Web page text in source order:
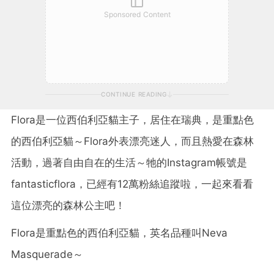
Sponsored Content
CONTINUE READING
Flora是一位西伯利亞貓主子，居住在瑞典，是重點色
的西伯利亞貓～Flora外表漂亮迷人，而且熱愛在森林
活動，過著自由自在的生活～牠的Instagram帳號是
fantasticflora，已經有12萬粉絲追蹤啦，一起來看看
這位漂亮的森林公主吧！
Flora是重點色的西伯利亞貓，英名品種叫Neva
Masquerade～